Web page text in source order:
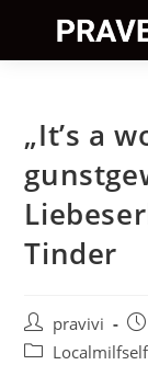
content
„It’s a
Tinder
Auteur/autrice
de
pravivi
Post